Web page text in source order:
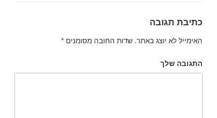
כתיבת תגובה
האימייל לא יוצג באתר. שדות החובה מסומנים *
התגובה שלך